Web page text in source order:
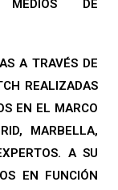
MEDIOS DE
A TRAVÉS DE
REALIZADAS
EN EL MARCO
MARBELLA,
A SU
EN FUNCIÓN